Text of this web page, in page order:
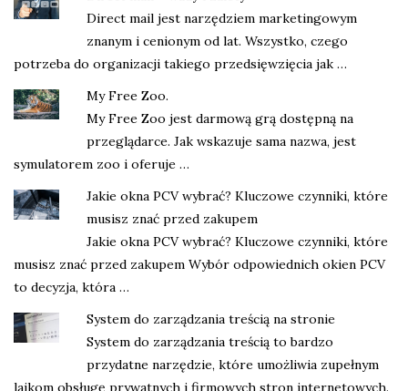
Direct mail jest narzędziem marketingowym
znanym i cenionym od lat. Wszystko, czego
potrzeba do organizacji takiego przedsięwzięcia jak …
My Free Zoo.
My Free Zoo jest darmową grą dostępną na
przeglądarce. Jak wskazuje sama nazwa, jest
symulatorem zoo i oferuje …
Jakie okna PCV wybrać? Kluczowe czynniki, które
musisz znać przed zakupem
Jakie okna PCV wybrać? Kluczowe czynniki, które
musisz znać przed zakupem Wybór odpowiednich okien PCV
to decyzja, która …
System do zarządzania treścią na stronie
System do zarządzania treścią to bardzo
przydatne narzędzie, które umożliwia zupełnym
laikom obsługę prywatnych i firmowych stron internetowych.